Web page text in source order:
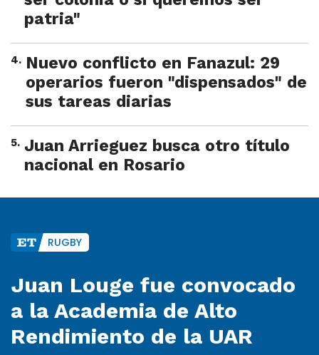
patria"
4. Nuevo conflicto en Fanazul: 29
operarios fueron "dispensados" de
sus tareas diarias
5. Juan Arrieguez busca otro título
nacional en Rosario
RUGBY
Juan Louge fue convocado
a la Academia de Alto
Rendimiento de la UAR